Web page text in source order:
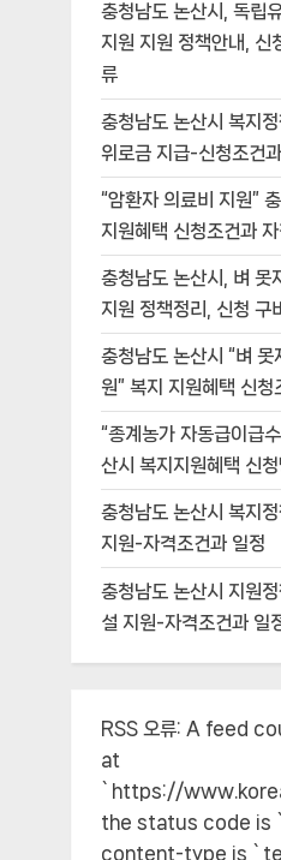
충청남도 논산시, 독립
지원 지원 정책안내, 신
류
충청남도 논산시 복지
위로금 지급-신청조건
“암환자 의료비 지원”
지원혜택 신청조건과
충청남도 논산시, 벼 못
지원 정책정리, 신청 구
충청남도 논산시 “벼 못
원” 복지 지원혜택 신청
“종계농가 자동급이급
산시 복지지원혜택 신
충청남도 논산시 복지
지원-자격조건과 일정
충청남도 논산시 지원
설 지원-자격조건과 일
RSS 오류: A feed
at
`https://
the status code is
content-type is